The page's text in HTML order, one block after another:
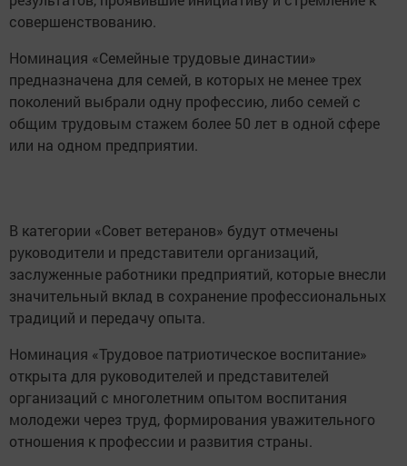
совершенствованию.
Номинация «Семейные трудовые династии»
предназначена для семей, в которых не менее трех
поколений выбрали одну профессию, либо семей с
общим трудовым стажем более 50 лет в одной сфере
или на одном предприятии.
В категории «Совет ветеранов» будут отмечены
руководители и представители организаций,
заслуженные работники предприятий, которые внесли
значительный вклад в сохранение профессиональных
традиций и передачу опыта.
Номинация «Трудовое патриотическое воспитание»
открыта для руководителей и представителей
организаций с многолетним опытом воспитания
молодежи через труд, формирования уважительного
отношения к профессии и развития страны.